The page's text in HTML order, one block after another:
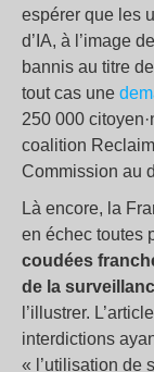
espérer que les
d’IA, à l’image
bannis au titre
tout cas une
250 000
coalition
Commission au
Là encore, la
en échec toutes
coudées
de la
l’illustrer.
interdictions
« l’utilisation de